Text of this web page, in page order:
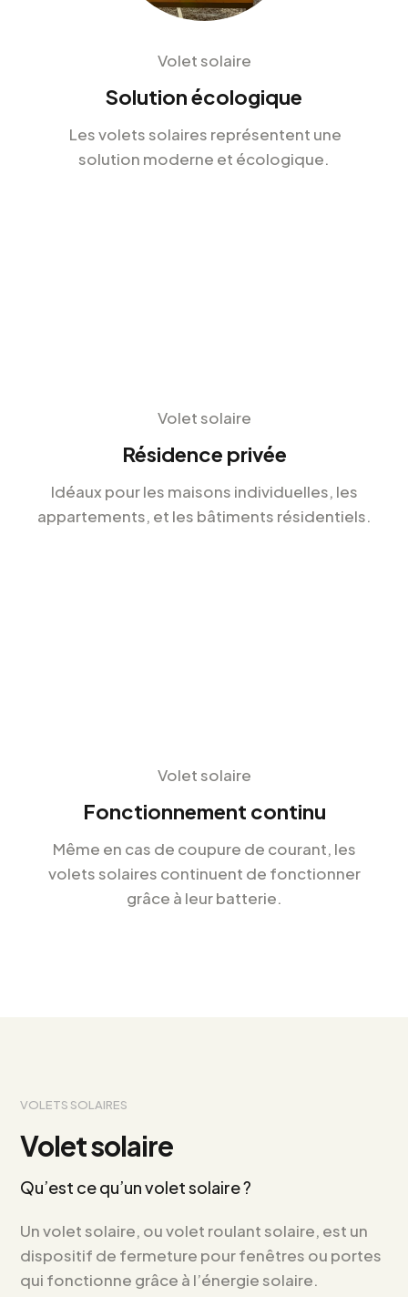
Volet solaire
Solution écologique
Les volets solaires représentent une
solution moderne et écologique.
Volet solaire
Résidence privée
Idéaux pour les maisons individuelles, les
appartements, et les bâtiments résidentiels.
Volet solaire
Fonctionnement continu
Même en cas de coupure de courant, les
volets solaires continuent de fonctionner
grâce à leur batterie.
VOLETS SOLAIRES
Volet solaire
Qu’est ce qu’un volet solaire ?
Un volet solaire, ou volet roulant solaire, est un
dispositif de fermeture pour fenêtres ou portes
qui fonctionne grâce à l’énergie solaire.